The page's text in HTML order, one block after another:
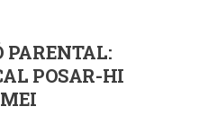
PARENTAL:
POSAR-HI